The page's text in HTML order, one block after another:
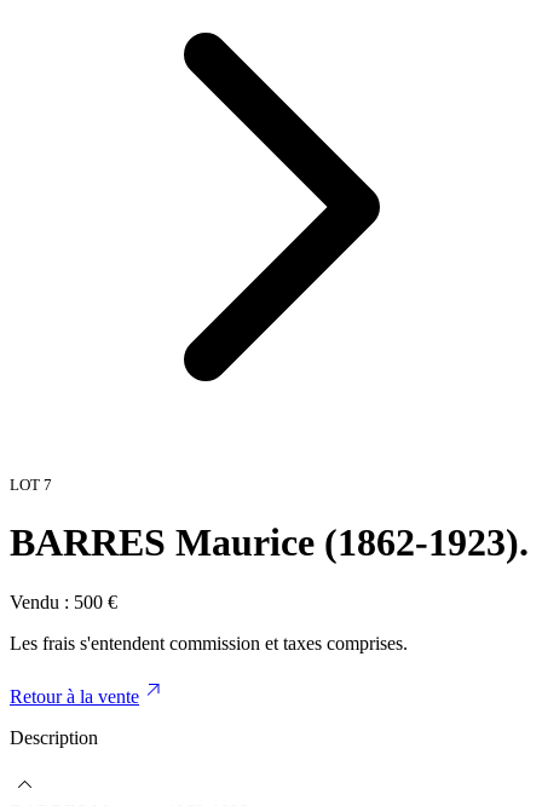
LOT 7
BARRES Maurice (1862-1923).
Vendu : 500 €
Les frais s'entendent commission et taxes comprises.
Retour à la vente
Description